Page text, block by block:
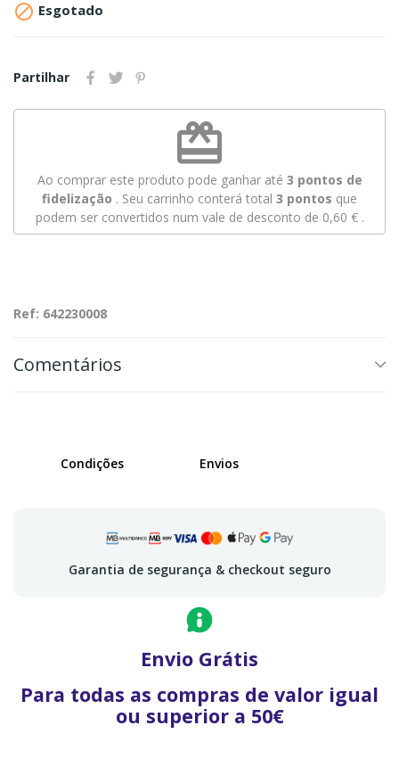
 Esgotado
Partilhar
redeem
Ao comprar este produto pode ganhar até 3 pontos de
fidelização . Seu carrinho conterá total 3 pontos que
podem ser convertidos num vale de desconto de 0,60 €.
Ref: 642230008
Comentários
Condições Envios
Garantia de segurança & checkout seguro
Envio Grátis
Para todas as compras de valor igual
ou superior a 50€